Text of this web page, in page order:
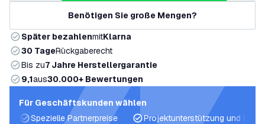
Benötigen Sie große Mengen?
Später bezahlenmitKlarna
30 TageRückgaberecht
Bis zu7 Jahre Herstellergarantie
9,1aus30.000+ Bewertungen
Für Geschäftskunden wählen
Spezielle Partnerpreise
Projektunterstützung und